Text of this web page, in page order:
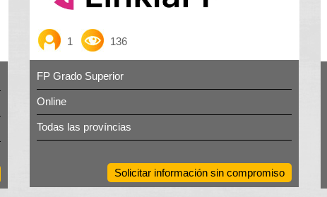
1 136
FP Grado Superior
Online
Todas las províncias
Solicitar información sin compromiso